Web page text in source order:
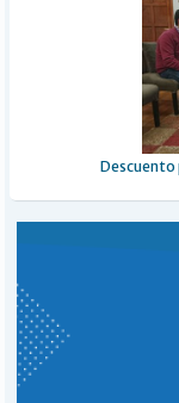
Descuento